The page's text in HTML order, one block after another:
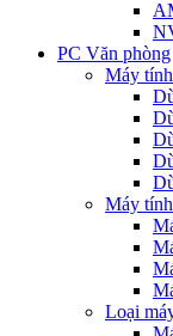
PC Văn phòng
Máy
Máy
Loại